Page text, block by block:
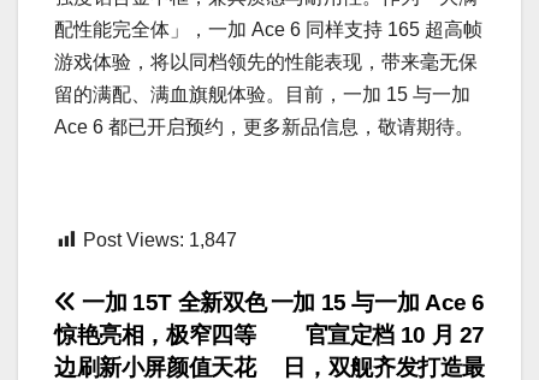
配性能完全体」，一加 Ace 6 同样支持 165 超高帧
游戏体验，将以同档领先的性能表现，带来毫无保
留的满配、满血旗舰体验。目前，一加 15 与一加
Ace 6 都已开启预约，更多新品信息，敬请期待。
Post Views: 1,847
文
章
一加 15 与一加 Ace 6
官宣定档 10 月 27
日，双舰齐发打造最
一加 15T 全新双色
惊艳亮相，极窄四等
边刷新小屏颜值天花